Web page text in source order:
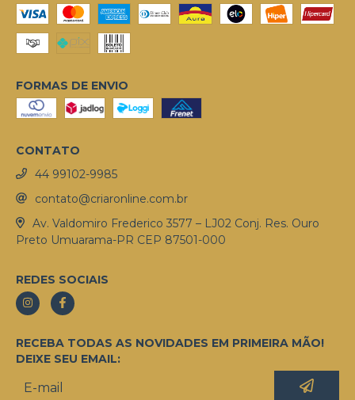
FORMAS DE ENVIO
CONTATO
44 99102-9985
contato@criaronline.com.br
Av. Valdomiro Frederico 3577 – LJ02 Conj. Res. Ouro
Preto Umuarama-PR CEP 87501-000
REDES SOCIAIS
RECEBA TODAS AS NOVIDADES EM PRIMEIRA MÃO!
DEIXE SEU EMAIL: